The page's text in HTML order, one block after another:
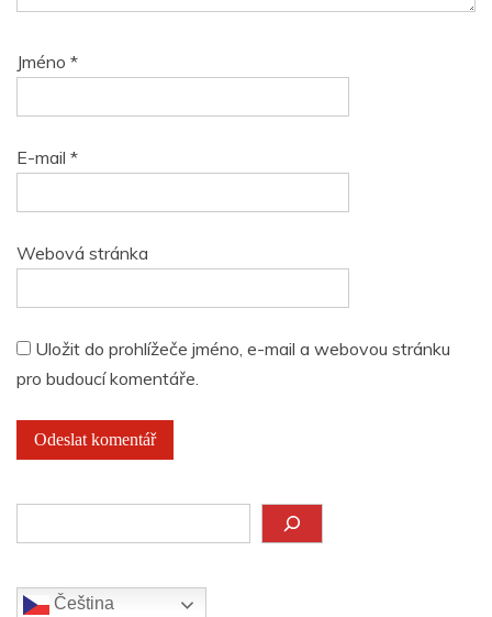
Jméno *
E-mail *
Webová stránka
Uložit do prohlížeče jméno, e-mail a webovou stránku
pro budoucí komentáře.
Čeština‎